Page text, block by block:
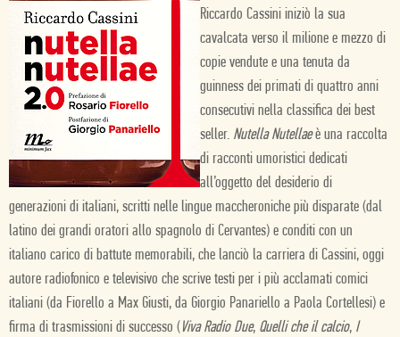
Riccardo Cassini iniziò la sua
cavalcata verso il milione e mezzo di
copie vendute e una tenuta da
guinness dei primati di quattro anni
consecutivi nella classifica dei best
seller. Nutella Nutellaeè una raccolta
di racconti umoristici dedicati
all’oggetto del desiderio di
generazioni di italiani, scritti nelle lingue maccheroniche più disparate (dal
latino dei grandi oratori allo spagnolo di Cervantes) e conditi con un
italiano carico di battute memorabili, che lanciò la carriera di Cassini, oggi
autore radiofonico e televisivo che scrive testi per i più acclamati comici
italiani (da Fiorello a Max Giusti, da Giorgio Panariello a Paola Cortellesi) e
firma di trasmissioni di successo (Viva Radio Due, Quelli che il calcio, I